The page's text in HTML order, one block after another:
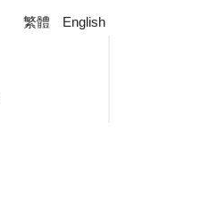
繁體 English